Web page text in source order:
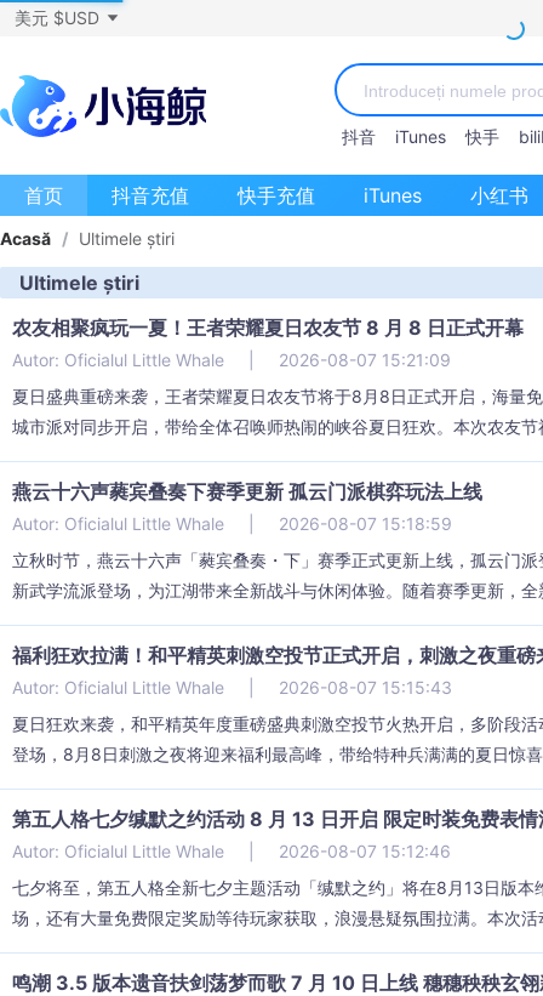
美元 $USD
抖音 iTunes 快手
首页 抖音充值 快手充值 iTunes 小红书
Acasă / Ultimele știri
Ultimele știri
农友相聚疯玩一夏！王者荣耀夏日农友节 8 月 8 日正式开幕
Autor: Oficialul Little Whale
2026-08-07 15:21:09
夏日盛典重磅来袭，王者荣耀夏日农友节将于8月8日正式开启，海量
城市派对同步开启，带给全体召唤师热闹的峡谷夏日狂欢。本次农友节
燕云十六声蕤宾叠奏下赛季更新 孤云门派棋弈玩法上线
Autor: Oficialul Little Whale
2026-08-07 15:18:59
立秋时节，燕云十六声「蕤宾叠奏・下」赛季正式更新上线，孤云门
新武学流派登场，为江湖带来全新战斗与休闲体验。随着赛季更新，
福利狂欢拉满！和平精英刺激空投节正式开启，刺激之夜重磅
Autor: Oficialul Little Whale
2026-08-07 15:15:43
夏日狂欢来袭，和平精英年度重磅盛典刺激空投节火热开启，多阶段
登场，8月8日刺激之夜将迎来福利最高峰，带给特种兵满满的夏日惊
第五人格七夕缄默之约活动 8 月 13 日开启 限定时装免费表情
Autor: Oficialul Little Whale
2026-08-07 15:12:46
七夕将至，第五人格全新七夕主题活动「缄默之约」将在8月13日版
场，还有大量免费限定奖励等待玩家获取，浪漫悬疑氛围拉满。本次活
鸣潮 3.5 版本遗音扶剑荡梦而歌 7 月 10 日上线 穗穗秧秧玄